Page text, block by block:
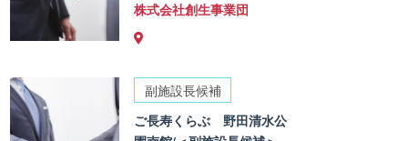
株式会社創生事業団
副施設長候補
ご長寿くらぶ 野田清水公